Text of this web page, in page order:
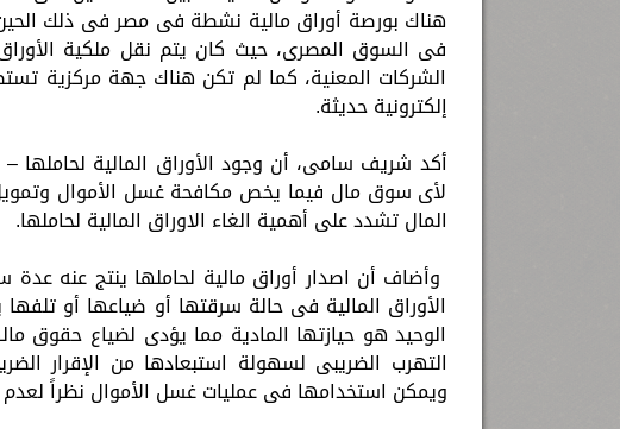
هناك بورصة أوراق مالية نشطة فى مصر فى ذلك
فى السوق المصرى، حيث كان يتم نقل ملكية الأوراق
الشركات المعنية، كما لم تكن هناك جهة مركزية
إلكترونية حديثة.
أكد شريف سامى، أن وجود الأوراق المالية
لأى سوق مال فيما يخص مكافحة غسل الأموال
المال تشدد على أهمية الغاء الاوراق المالية لحاملها.
وأضاف أن اصدار أوراق مالية لحاملها ينتج عنه
الأوراق المالية فى حالة سرقتها أو ضياعها أو
الوحيد هو حيازتها المادية مما يؤدى لضياع حقوق
التهرب الضريبى لسهولة استبعادها من الإقرار
ويمكن استخدامها فى عمليات غسل الأموال نظراً